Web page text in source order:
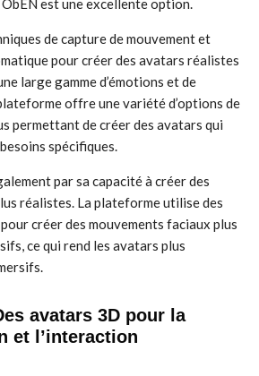
est une excellente option.
de capture de mouvement et
pour créer des avatars réalistes
large gamme d’émotions et de
offre une variété d’options de
permettant de créer des avatars qui
spécifiques.
par sa capacité à créer des
réalistes. La plateforme utilise des
créer des mouvements faciaux plus
ce qui rend les avatars plus
avatars 3D pour la
et l’interaction